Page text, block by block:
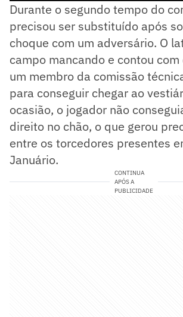
Durante o segundo tempo do
precisou ser substituído após
choque com um adversário. O
campo mancando e contou
um membro da comissão
para conseguir chegar ao
ocasião, o jogador não
direito no chão, o que gerou
entre os torcedores presentes
Januário.
CONTINUA
APÓS A
PUBLICIDADE